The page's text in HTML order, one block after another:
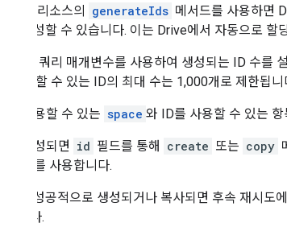
리소스의 generateIds 메서드를 사용하면
사전 생성할 수 있습니다. 이는 Drive에서 자동으로
쿼리 매개변수를 사용하여 생성되는 ID 수를
다. 요청할 수 있는 ID의 최대 수는 1,000개로 제한됩니
ID를 사용할 수 있는 space 와 ID를 사용할 수 있는 항
ID가 생성되면 id 필드를 통해 create 또는 copy
해진 ID를 사용합니다.
파일이 성공적으로 생성되거나 복사되면 후속 재시도
않습니다.